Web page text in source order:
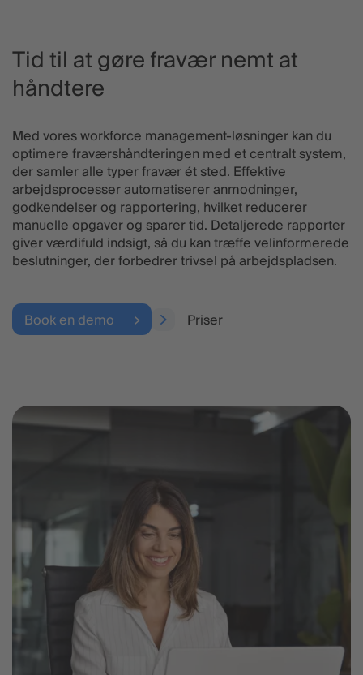
Tid til at gøre fravær nemt at
håndtere
Med vores workforce management-løsninger kan du
optimere fraværshåndteringen med et centralt system,
der samler alle typer fravær ét sted. Effektive
arbejdsprocesser automatiserer anmodninger,
godkendelser og rapportering, hvilket reducerer
manuelle opgaver og sparer tid. Detaljerede rapporter
giver værdifuld indsigt, så du kan træffe velinformerede
beslutninger, der forbedrer trivsel på arbejdspladsen.
Book en demo Priser